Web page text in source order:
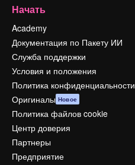
Начать
Academy
Документация по Пакету ИИ
Служба поддержки
Условия и положения
Политика конфиденциальности
Оригиналы Новое
Политика файлов cookie
Центр доверия
Партнеры
Предприятие